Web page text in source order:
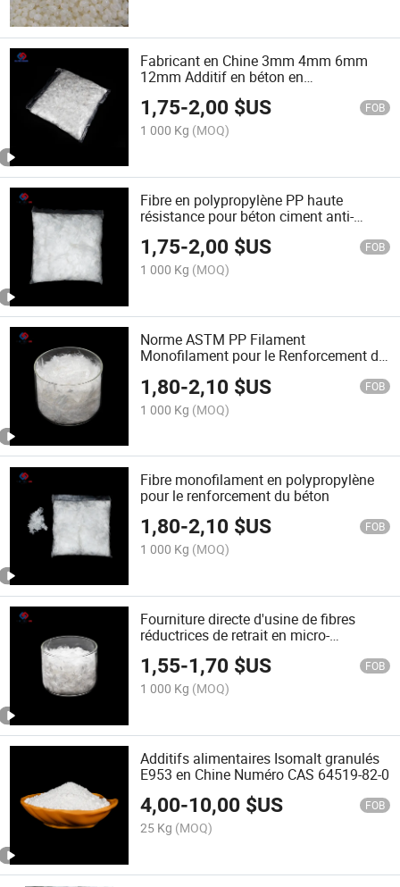
Fabricant en Chine 3mm 4mm 6mm
12mm Additif en béton en
polypropylène fibre PP
1,75-2,00 $US FOB
1 000 Kg (MOQ)
Fibre en polypropylène PP haute
résistance pour béton ciment anti-
1,75-2,00 $US FOB
1 000 Kg (MOQ)
Norme ASTM PP Filament
Monofilament pour le Renforcement du
1,80-2,10 $US FOB
1 000 Kg (MOQ)
Fibre monofilament en polypropylène
pour le renforcement du béton
1,80-2,10 $US FOB
1 000 Kg (MOQ)
Fourniture directe d'usine de fibres
réductrices de retrait en micro-
1,55-1,70 $US FOB
1 000 Kg (MOQ)
Additifs alimentaires Isomalt granulés
E953 en Chine Numéro CAS 64519-82-0
4,00-10,00 $US FOB
25 Kg (MOQ)